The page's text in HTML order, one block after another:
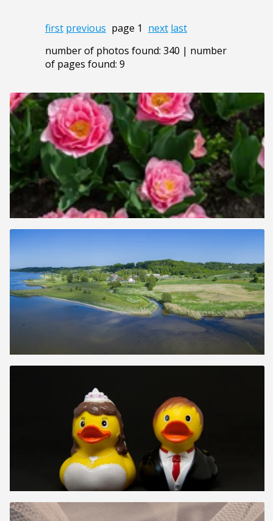
first previous page 1 next last
number of photos found: 340 | number
of pages found: 9